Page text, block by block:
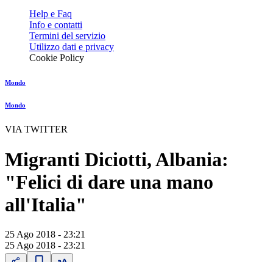
Help e Faq
Info e contatti
Termini del servizio
Utilizzo dati e privacy
Cookie Policy
Mondo
Mondo
VIA TWITTER
Migranti Diciotti, Albania:
"Felici di dare una mano
all'Italia"
25 Ago 2018 - 23:21
25 Ago 2018 - 23:21